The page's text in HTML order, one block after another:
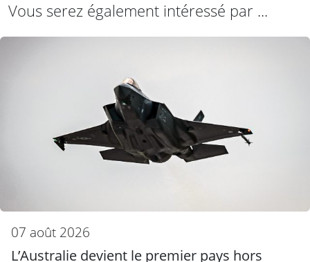
Vous serez également intéressé par ...
07 août 2026
L’Australie devient le premier pays hors